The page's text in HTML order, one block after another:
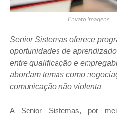
Envato Imagens
Senior Sistemas oferece
oportunidades de
entre qualificação e
abordam temas como
comunicação não violenta
A Senior Sistemas, por